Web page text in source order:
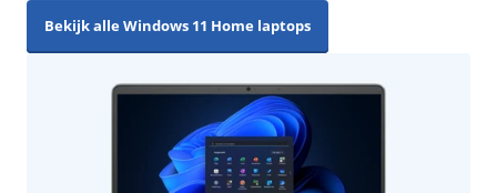
Bekijk alle Windows 11 Home laptops